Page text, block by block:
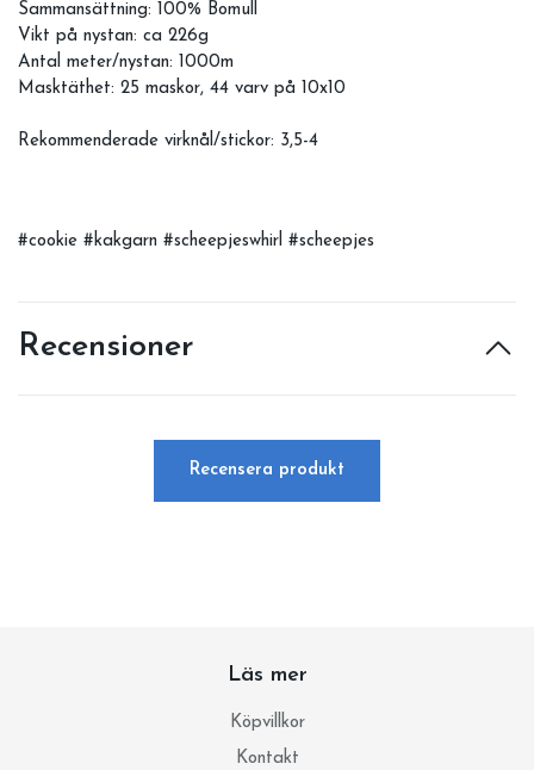
Sammansättning: 100% Bomull
Vikt på nystan: ca 226g
Antal meter/nystan: 1000m
Masktäthet: 25 maskor, 44 varv på 10x10
Rekommenderade virknål/stickor: 3,5-4
#cookie #kakgarn #scheepjeswhirl #scheepjes
Recensioner
Recensera produkt
Läs mer
Köpvillkor
Kontakt